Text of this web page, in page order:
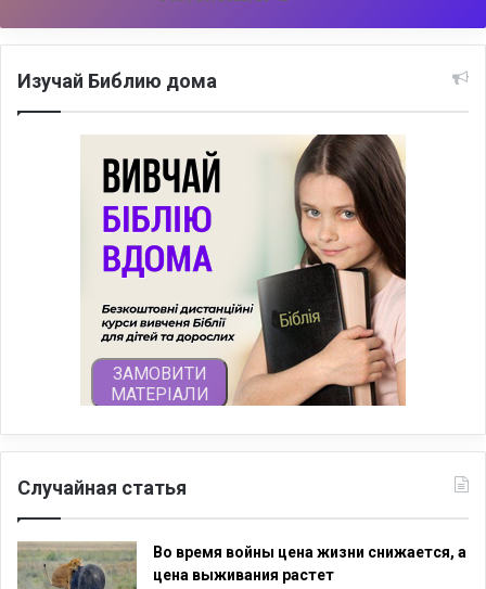
Изучай Библию дома
Случайная статья
Во время войны цена жизни снижается, а
цена выживания растет